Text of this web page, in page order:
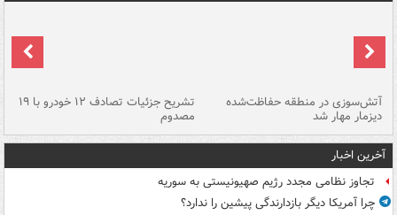
آتش‌سوزی در منطقه حفاظت‌شده
دیزمار مهار شد
تشریح جزئیات تصادف ۱۲ خودرو با ۱۹
مصدوم
آخرین اخبار
تجاوز نظامی مجدد رژیم صهیونیستی به سوریه
چرا آمریکا دیگر بازدارندگی پیشین را ندارد؟